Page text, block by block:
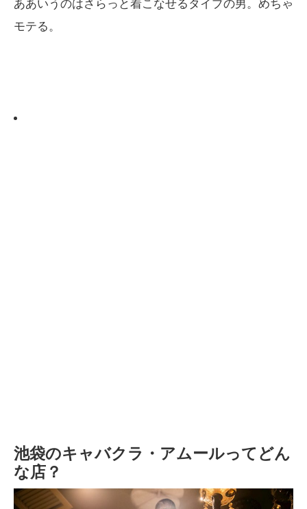
ああいうのはさらっと着こなせるタイプの男。めちゃ
モテる。
池袋のキャバクラ・アムールってどん
な店？